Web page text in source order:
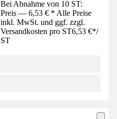
Bei Abnahme von 10 ST:
Preis — 6,53 € * Alle Preise
inkl. MwSt. und ggf. zzgl.
Versandkosten pro ST6,53 €*/
ST